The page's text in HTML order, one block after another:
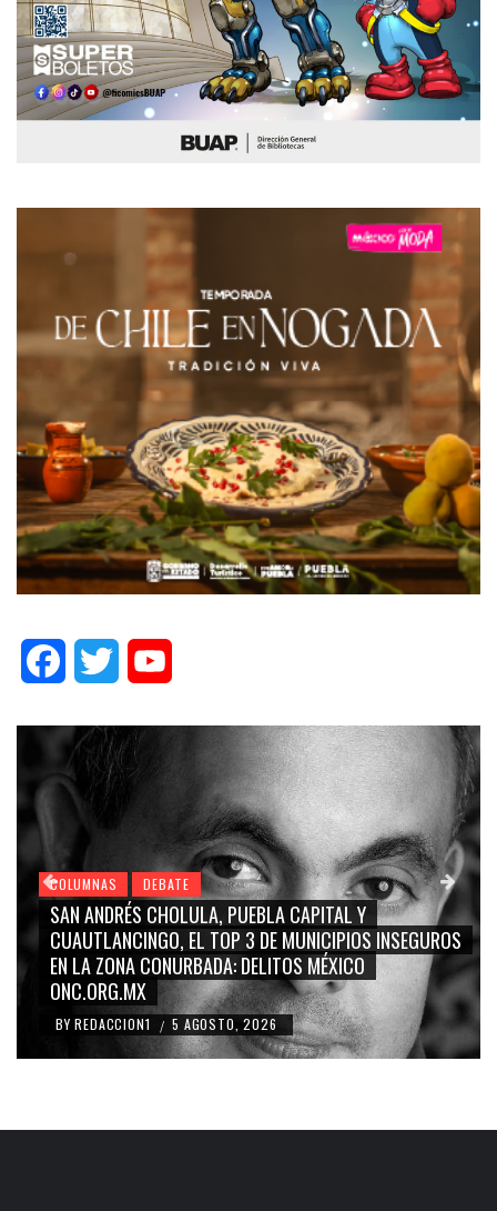
FacebookTwitter
COLUMNAS DEBATE
GRACE PALOMARES, NAY SALVATORI, SERGIO MAYER,
CARMEN SALINAS “LA CORCHOLATA”, CUAUHTÉMOC
BLANCO, SILVIA PINAL: LA TRIVIALIZACIÓN Y
RIDICULIZACIÓN DE LA REPRESENTACIÓN CIUDADANA
BY REDACCION1 / 4 AGOSTO, 2026